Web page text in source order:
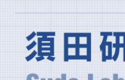
日）